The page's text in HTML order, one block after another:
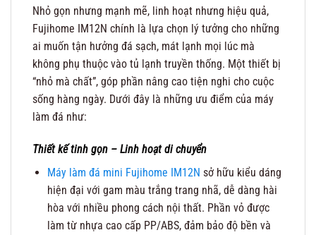
Nhỏ gọn nhưng mạnh mẽ, linh hoạt nhưng hiệu quả,
Fujihome IM12N chính là lựa chọn lý tưởng cho những
ai muốn tận hưởng đá sạch, mát lạnh mọi lúc mà
không phụ thuộc vào tủ lạnh truyền thống. Một thiết bị
“nhỏ mà chất”, góp phần nâng cao tiện nghi cho cuộc
sống hàng ngày. Dưới đây là những ưu điểm của máy
làm đá như:
Thiết kế tinh gọn – Linh hoạt di chuyển
Máy làm đá mini Fujihome IM12N sở hữu kiểu dáng
hiện đại với gam màu trắng trang nhã, dễ dàng hài
hòa với nhiều phong cách nội thất. Phần vỏ được
làm từ nhựa cao cấp PP/ABS, đảm bảo độ bền và